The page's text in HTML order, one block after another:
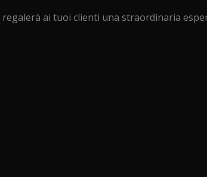
ai tuoi clienti una straordinaria